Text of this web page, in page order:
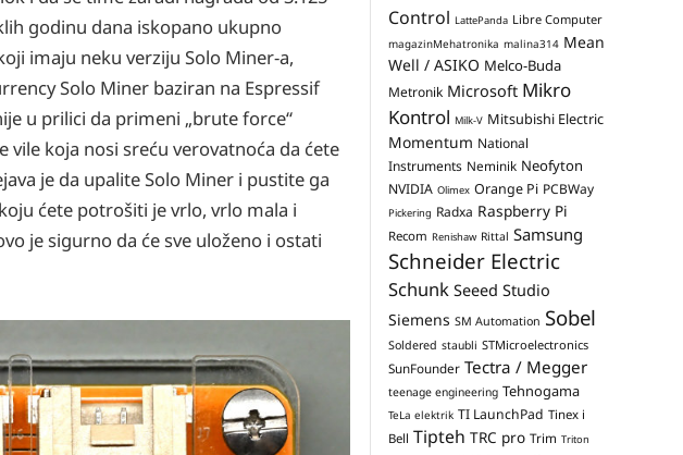
godinu dana iskopano ukupno
imaju neku verziju Solo Miner-a,
Solo Miner baziran na Espressif
u prilici da primeni „brute force“
koja nosi sreću verovatnoća da ćete
je da upalite Solo Miner i pustite ga
ćete potrošiti je vrlo, vrlo mala i
je sigurno da će sve uloženo i ostati
Control LattePanda Libre Computer
magazinMehatronika malina314 Mean
Well / ASIKO Melco-Buda
Metronik Microsoft Mikro
Kontrol Milk-V Mitsubishi Electric
Momentum National
Instruments Neminik Neofyton
NVIDIA Olimex Orange Pi PCBWay
Pickering Radxa Raspberry Pi
Recom Renishaw Rittal Samsung
Schneider Electric
Schunk Seeed Studio
Siemens SM Automation Sobel
Soldered staubli STMicroelectronics
SunFounder Tectra / Megger
teenage engineering Tehnogama
TeLa elektrik TI LaunchPad Tinex i
Bell Tipteh TRC pro Trim Triton